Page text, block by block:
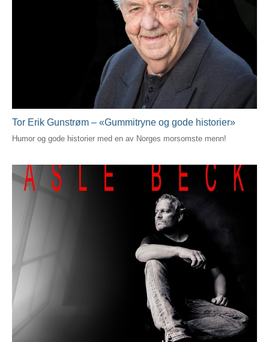
Tor Erik Gunstrøm – «Gummitryne og gode historier»
Humor og gode historier med en av Norges morsomste menn!